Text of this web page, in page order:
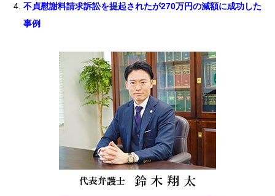
不貞慰謝料請求訴訟を提起されたが270万円の減額に成功した
事例